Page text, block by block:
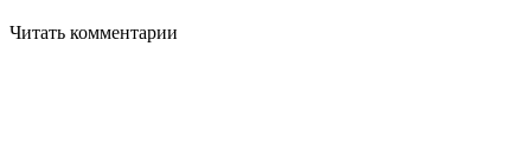
Читать комментарии